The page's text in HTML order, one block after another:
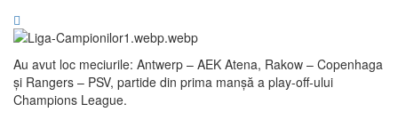
Au avut loc meciurile: Antwerp – AEK Atena, Rakow – Copenhaga
și Rangers – PSV, partide din prima manșă a play-off-ului
Champions League.